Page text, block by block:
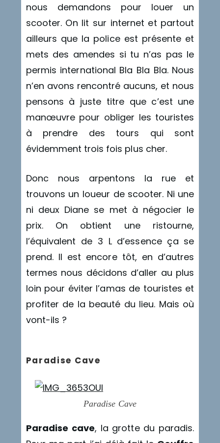
nous demandons pour louer un
scooter. On lit sur internet et partout
ailleurs que la police est présente et
mets des amendes si tu n’as pas le
permis international Bla Bla Bla. Nous
n’en avons rencontré aucuns, et nous
pensons à juste titre que c’est une
manœuvre pour obliger les touristes
à prendre des tours qui sont
évidemment trois fois plus cher.
Donc nous arpentons la rue et
trouvons un loueur de scooter. Ni une
ni deux Diane se met à négocier le
prix. On obtient une ristourne,
l’équivalent de 3 L d’essence ça se
prend. Il est encore tôt, en d’autres
termes nous décidons d’aller au plus
loin pour éviter l’amas de touristes et
profiter de la beauté du lieu. Mais où
vont-ils ?
Paradise Cave
Paradise Cave
Paradise cave, la grotte du paradis.